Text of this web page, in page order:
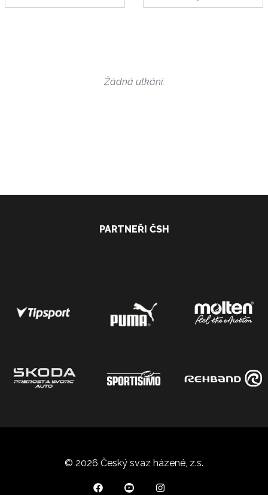
Žádná utkání.
PARTNEŘI ČSH
© 2026 Český svaz házené, z.s.